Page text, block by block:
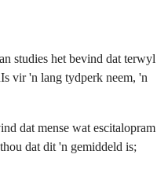
studies het bevind dat terwyl
vir 'n lang tydperk neem, 'n
dat mense wat escitalopram
dat dit 'n gemiddeld is;